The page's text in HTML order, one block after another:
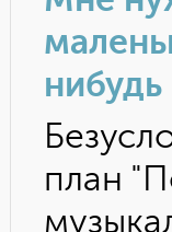
план